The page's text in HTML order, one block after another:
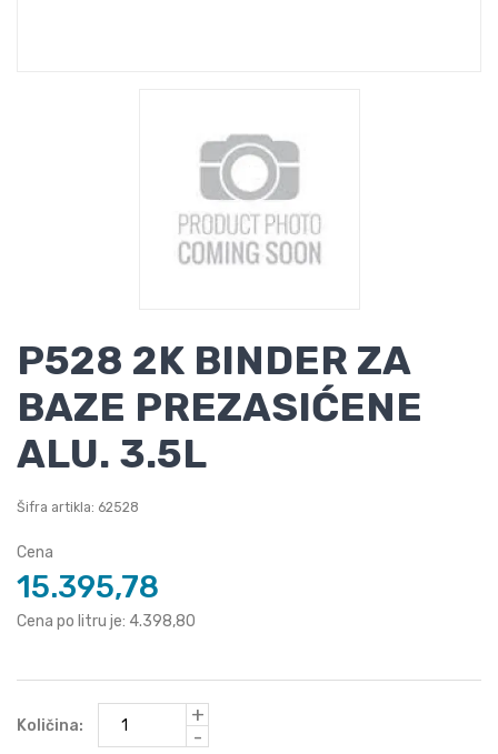
P528 2K BINDER ZA
BAZE PREZASIĆENE
ALU. 3.5L
Šifra artikla: 62528
Cena
15.395,78
Cena po litru je: 4.398,80
Količina:
+
-